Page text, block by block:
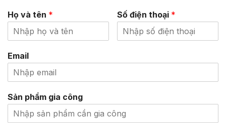
Họ và tên * Số điện thoại *
Email
Sản phẩm gia công